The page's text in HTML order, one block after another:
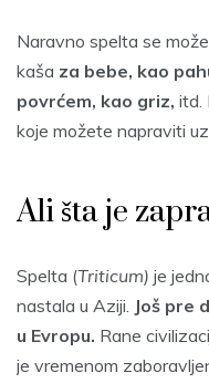
Naravno spelta se
kaša za bebe, kao
povrćem, kao griz, itd.
koje možete napraviti
Ali šta je
Spelta (Triticum) je
nastala u Aziji. Još pre
u Evropu. Rane
je vremenom